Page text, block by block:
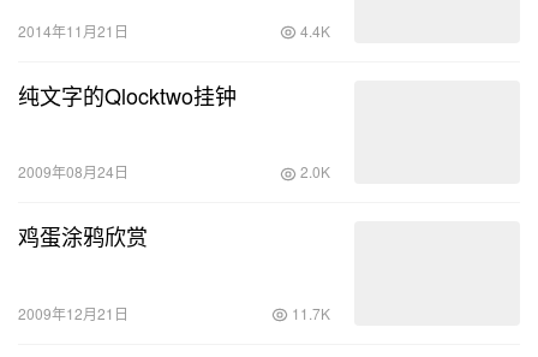
2014年11月21日 4.4K
纯文字的Qlocktwo挂钟
2009年08月24日 2.0K
鸡蛋涂鸦欣赏
2009年12月21日 11.7K